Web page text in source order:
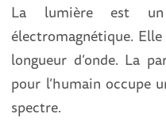
La lumière est
électromagnétique.
longueur d’onde. La
pour l’humain occupe
spectre.